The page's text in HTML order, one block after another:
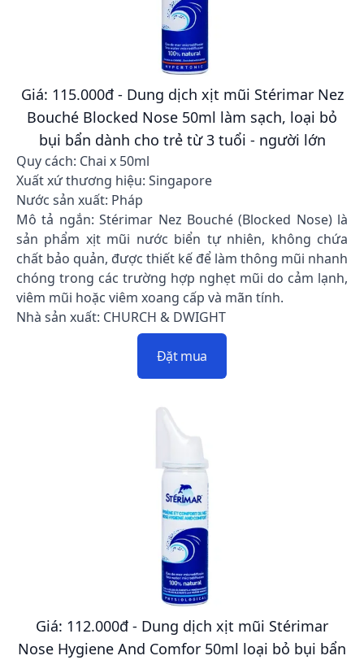
Giá: 115.000đ - Dung dịch xịt mũi Stérimar Nez
Bouché Blocked Nose 50ml làm sạch, loại bỏ
bụi bẩn dành cho trẻ từ 3 tuổi - người lớn
Quy cách: Chai x 50ml
Xuất xứ thương hiệu: Singapore
Nước sản xuất: Pháp
Mô tả ngắn: ​Stérimar Nez Bouché (Blocked Nose) là
sản phẩm xịt mũi nước biển tự nhiên, không chứa
chất bảo quản, được thiết kế để làm thông mũi nhanh
chóng trong các trường hợp nghẹt mũi do cảm lạnh,
viêm mũi hoặc viêm xoang cấp và mãn tính.
Nhà sản xuất: CHURCH & DWIGHT
Đặt mua
Giá: 112.000đ - Dung dịch xịt mũi Stérimar
Nose Hygiene And Comfor 50ml loại bỏ bụi bẩn